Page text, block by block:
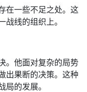
在一些不足之处。这
线的组织上。
。他面对复杂的局势
出果断的决策。这种
的发展。